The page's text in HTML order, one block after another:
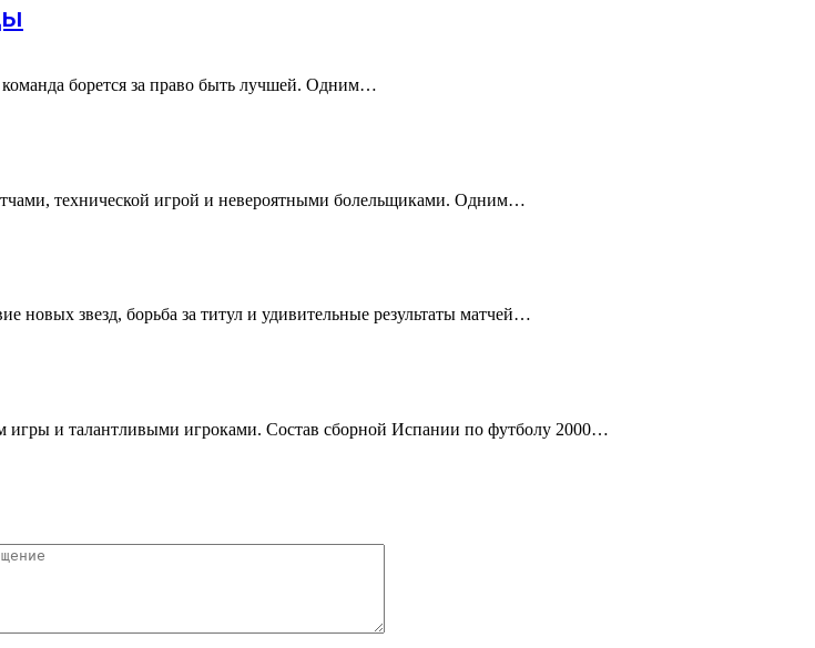
борется за право быть лучшей. Одним…
технической игрой и невероятными болельщиками. Одним…
звезд, борьба за титул и удивительные результаты матчей…
игры и талантливыми игроками. Состав сборной Испании по футболу 2000…